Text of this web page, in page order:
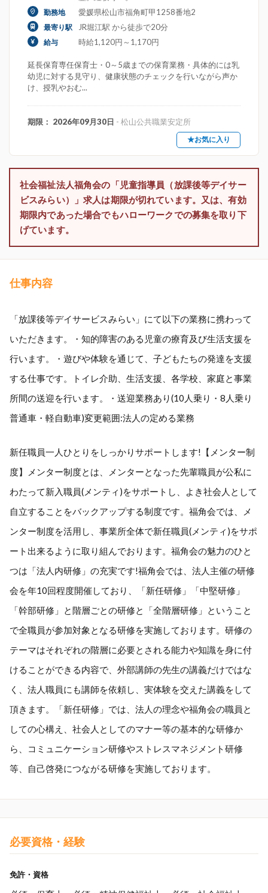
勤務地 愛媛県松山市福角町甲1258番地2
最寄り駅 JR堀江駅 から徒歩で20分
給与 時給1,120円～1,170円
延長保育専任保育士・0～5歳までの保育業務・具体的には乳
幼児に対する見守り、健康状態のチェックを行いながら声か
け、授乳やおむ...
期限： 2026年09月30日 - 松山公共職業安定所
★お気に入り
社会福祉法人福角会の「児童指導員（放課後等デイサー
ビスみらい）」求人は期限が切れています。又は、有効
期限内であった場合でもハローワークでの募集を取り下
げています。
仕事内容
「放課後等デイサービスみらい」にて以下の業務に携わって
いただきます。・知的障害のある児童の療育及び生活支援を
行います。・遊びや体験を通じて、子どもたちの発達を支援
する仕事です。トイレ介助、生活支援、各学校、家庭と事業
所間の送迎を行います。・送迎業務あり(10人乗り・8人乗り
普通車・軽自動車)変更範囲:法人の定める業務
新任職員一人ひとりをしっかりサポートします!【メンター制
度】メンター制度とは、メンターとなった先輩職員が公私に
わたって新入職員(メンティ)をサポートし、よき社会人として
自立することをバックアップする制度です。福角会では、メ
ンター制度を活用し、事業所全体で新任職員(メンティ)をサポ
ート出来るように取り組んでおります。福角会の魅力のひと
つは「法人内研修」の充実です!福角会では、法人主催の研修
会を年10回程度開催しており、「新任研修」「中堅研修」
「幹部研修」と階層ごとの研修と「全階層研修」ということ
で全職員が参加対象となる研修を実施しております。研修の
テーマはそれぞれの階層に必要とされる能力や知識を身に付
けることができる内容で、外部講師の先生の講義だけではな
く、法人職員にも講師を依頼し、実体験を交えた講義をして
頂きます。「新任研修」では、法人の理念や福角会の職員と
しての心構え、社会人としてのマナー等の基本的な研修か
ら、コミュニケーション研修やストレスマネジメント研修
等、自己啓発につながる研修を実施しております。
必要資格・経験
免許・資格